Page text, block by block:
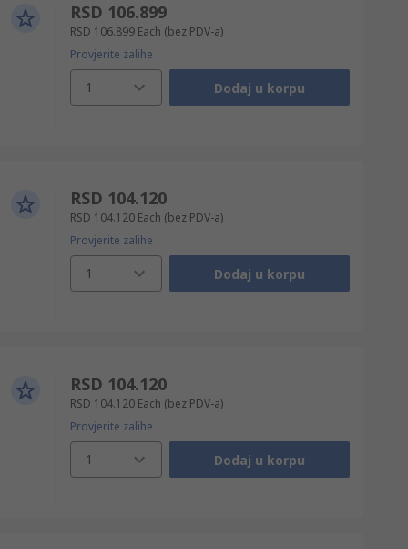
RSD 106.899
RSD 106.899 Each (bez PDV-a)
Provjerite zalihe
1 Dodaj u korpu
RSD 104.120
RSD 104.120 Each (bez PDV-a)
Provjerite zalihe
1 Dodaj u korpu
RSD 104.120
RSD 104.120 Each (bez PDV-a)
Provjerite zalihe
1 Dodaj u korpu